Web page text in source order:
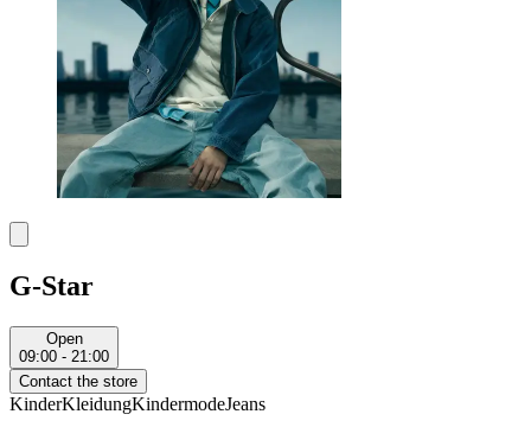
G-Star
Open
09:00 - 21:00
Contact the store
KinderKleidungKindermodeJeans